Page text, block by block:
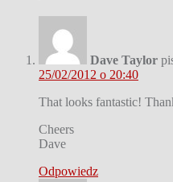
Dave Taylor
25/02/2012 o 20:40
That looks fantastic!
Cheers
Dave
Odpowiedz